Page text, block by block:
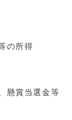
の所得
懸賞当選金等